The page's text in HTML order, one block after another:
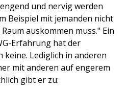
und nervig werden
Beispiel mit jemanden nicht
auskommen muss." Ein
Erfahrung hat der
keine. Lediglich in anderen
mit anderen auf engerem
gibt er zu: